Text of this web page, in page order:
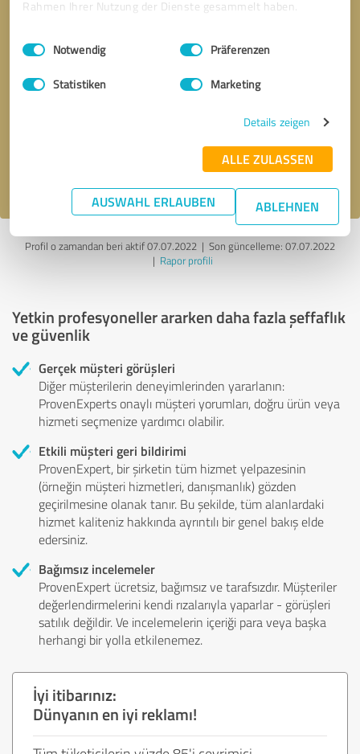
Rahmen Ihrer Nutzung der Dienste gesammelt haben.
Impressum Datenschutzbestimmungen
Einwilligungsauswahl
Notwendig Präferenzen
Statistiken Marketing
Details zeigen
ALLE ZULASSEN
AUSWAHL ERLAUBEN ABLEHNEN
Geri arama talebi
Profil o zamandan beri aktif 07.07.2022 | Son güncelleme: 07.07.2022
| Rapor profili
Yetkin profesyoneller ararken daha fazla şeffaflık
ve güvenlik
Gerçek müşteri görüşleri
Diğer müşterilerin deneyimlerinden yararlanın:
ProvenExperts onaylı müşteri yorumları, doğru ürün veya
hizmeti seçmenize yardımcı olabilir.
Etkili müşteri geri bildirimi
ProvenExpert, bir şirketin tüm hizmet yelpazesinin
(örneğin müşteri hizmetleri, danışmanlık) gözden
geçirilmesine olanak tanır. Bu şekilde, tüm alanlardaki
hizmet kaliteniz hakkında ayrıntılı bir genel bakış elde
edersiniz.
Bağımsız incelemeler
ProvenExpert ücretsiz, bağımsız ve tarafsızdır. Müşteriler
değerlendirmelerini kendi rızalarıyla yaparlar - görüşleri
satılık değildir. Ve incelemelerin içeriği para veya başka
herhangi bir yolla etkilenemez.
İyi itibarınız:
Dünyanın en iyi reklamı!